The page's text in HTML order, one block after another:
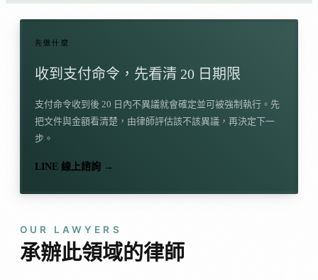
先做什麼
收到支付命令，先看清 20 日期限
支付命令收到後 20 日內不異議就會確定並可被強制執行。先
把文件與金額看清楚，由律師評估該不該異議，再決定下一
步。
LINE 線上諮詢 →
OUR LAWYERS
承辦此領域的律師